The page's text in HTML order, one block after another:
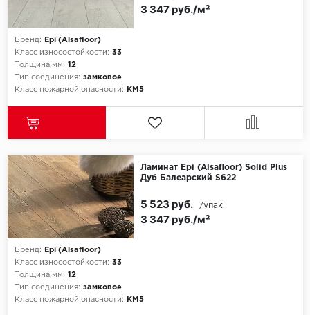
Бренд:
Epi (Alsafloor)
Класс износостойкости: 33
Толщина,мм: 12
Тип соединения: замковое
Класс пожарной опасности:
КМ5
3 347 руб./м²
Ламинат Epi (Alsafloor) Solid Plus
Дуб Балеарский S622
Бренд:
Epi (Alsafloor)
Класс износостойкости: 33
Толщина,мм: 12
Тип соединения: замковое
Класс пожарной опасности:
КМ5
3 347 руб./м²
5 523 руб. /упак.